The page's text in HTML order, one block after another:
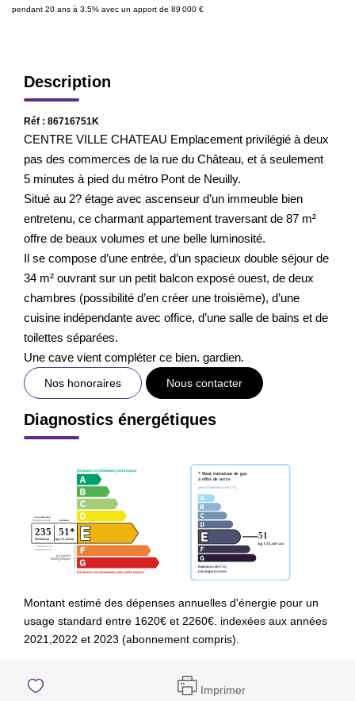
pendant 20 ans à 3.5% avec un apport de 89 000 €
Description
Réf : 86716751K
CENTRE VILLE CHATEAU Emplacement privilégié à deux
pas des commerces de la rue du Château, et à seulement
5 minutes à pied du métro Pont de Neuilly.
Situé au 2? étage avec ascenseur d’un immeuble bien
entretenu, ce charmant appartement traversant de 87 m²
offre de beaux volumes et une belle luminosité.
Il se compose d’une entrée, d’un spacieux double séjour de
34 m² ouvrant sur un petit balcon exposé ouest, de deux
chambres (possibilité d’en créer une troisième), d’une
cuisine indépendante avec office, d’une salle de bains et de
toilettes séparées.
Une cave vient compléter ce bien. gardien.
Nos honoraires Nous contacter
Diagnostics énergétiques
Montant estimé des dépenses annuelles d'énergie pour un
usage standard entre 1620€ et 2260€. indexées aux années
2021,2022 et 2023 (abonnement compris).
Imprimer